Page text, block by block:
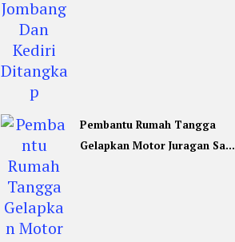
Pembantu Rumah Tangga
Gelapkan Motor Juragan Sapi